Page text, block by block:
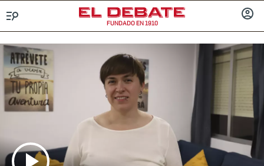
FUNDADO EN 1910